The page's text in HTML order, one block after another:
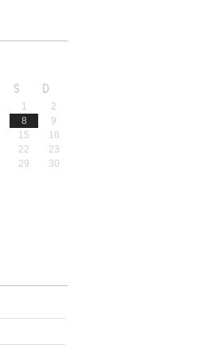
S D
1
2
8
9
15
16
22
23
29
30